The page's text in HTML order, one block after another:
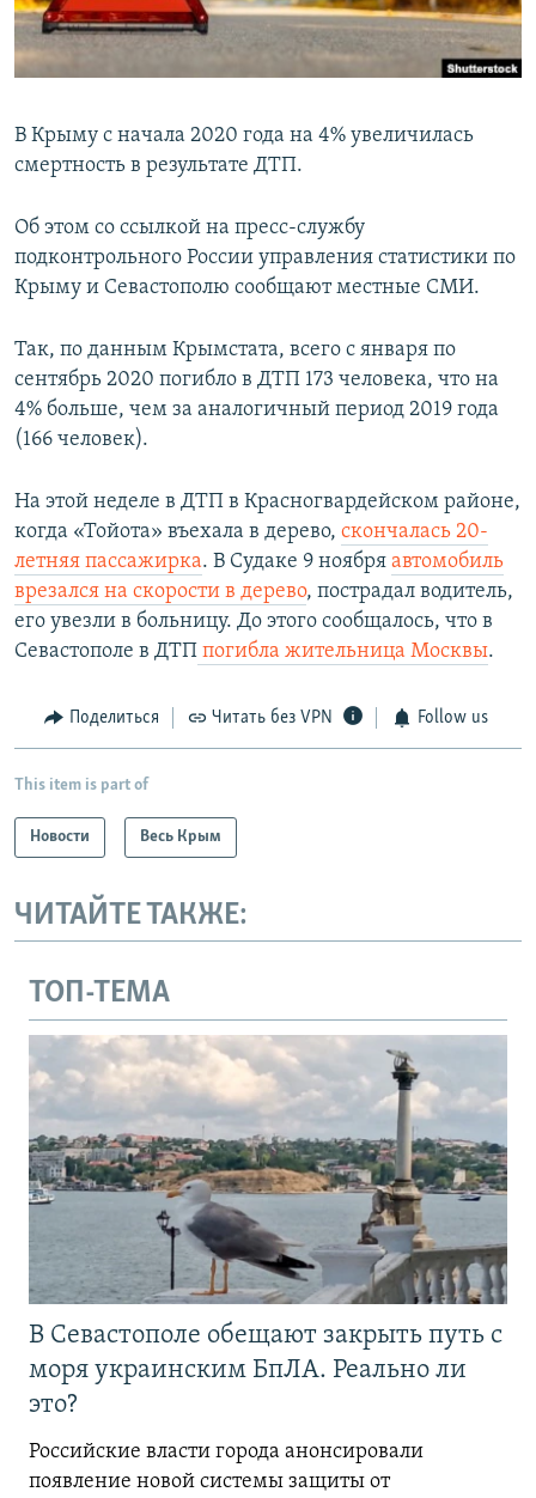
ПОБЕДИТЕЛЕЙ НЕ СУДЯТ?
КРЫМ.НЕПОКОРЕННЫЙ
УКРАИНСКАЯ ПРОБЛЕМА КРЫМА
ПРИСОЕДИНЯЙТЕСЬ!
Все сайты RFE/RL
В Крыму с начала 2020 года на 4% увеличилась
смертность в результате ДТП.
Об этом со ссылкой на пресс-службу
подконтрольного России управления статистики по
Крыму и Севастополю сообщают местные СМИ.
Так, по данным Крымстата, всего с января по
сентябрь 2020 погибло в ДТП 173 человека, что на
4% больше, чем за аналогичный период 2019 года
(166 человек).
На этой неделе в ДТП в Красногвардейском районе,
когда «Тойота» въехала в дерево, скончалась 20-
летняя пассажирка. В Судаке 9 ноября автомобиль
врезался на скорости в дерево, пострадал водитель,
его увезли в больницу. До этого сообщалось, что в
Севастополе в ДТП погибла жительница Москвы.
Поделиться Читать без VPN Follow us
This item is part of
Новости Весь Крым
ЧИТАЙТЕ ТАКЖЕ:
ТОП-ТЕМА
В Севастополе обещают закрыть путь с
моря украинским БпЛА. Реально ли
это?
Российские власти города анонсировали
появление новой системы защиты от